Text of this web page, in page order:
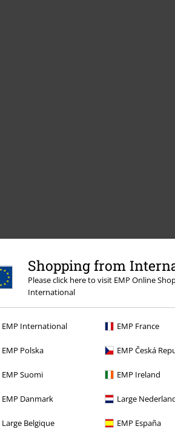
Shopping from
Please click here to visit EMP Online
International
EMP International EMP France
EMP Polska EMP Česká
EMP Suomi EMP Ireland
EMP Danmark Large
Large Belgique EMP España